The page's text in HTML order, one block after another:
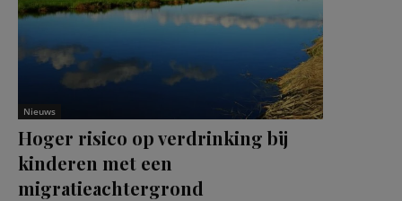
Nieuws
Hoger risico op verdrinking bij
kinderen met een
migratieachtergrond